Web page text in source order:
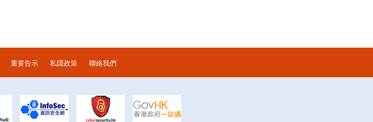
重要告示 私隱政策 聯絡我們